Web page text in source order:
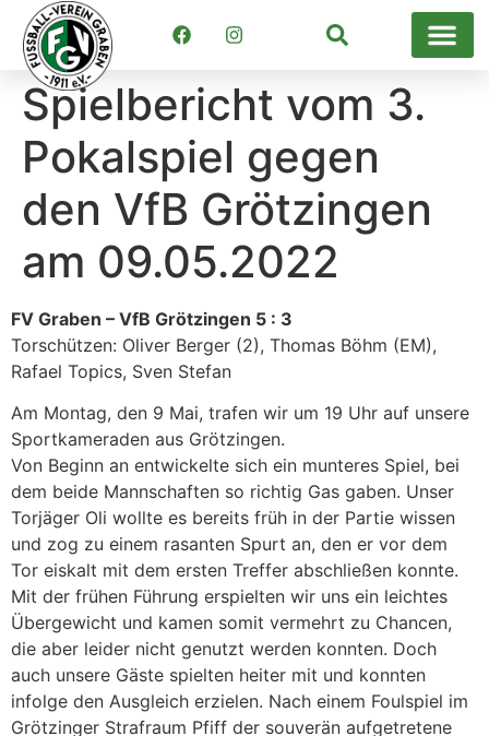
Suchen
Spielbericht vom 3.
Pokalspiel gegen
den VfB Grötzingen
am 09.05.2022
FV Graben – VfB Grötzingen 5 : 3
Torschützen: Oliver Berger (2), Thomas Böhm (EM),
Rafael Topics, Sven Stefan
Am Montag, den 9 Mai, trafen wir um 19 Uhr auf unsere
Sportkameraden aus Grötzingen.
Von Beginn an entwickelte sich ein munteres Spiel, bei
dem beide Mannschaften so richtig Gas gaben. Unser
Torjäger Oli wollte es bereits früh in der Partie wissen
und zog zu einem rasanten Spurt an, den er vor dem
Tor eiskalt mit dem ersten Treffer abschließen konnte.
Mit der frühen Führung erspielten wir uns ein leichtes
Übergewicht und kamen somit vermehrt zu Chancen,
die aber leider nicht genutzt werden konnten. Doch
auch unsere Gäste spielten heiter mit und konnten
infolge den Ausgleich erzielen. Nach einem Foulspiel im
Grötzinger Strafraum Pfiff der souverän aufgetretene